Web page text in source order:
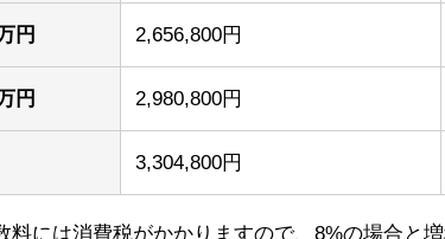
円 2,656,800円
円 2,980,800円
3,304,800円
料には消費税がかかりますので、8%の場合と